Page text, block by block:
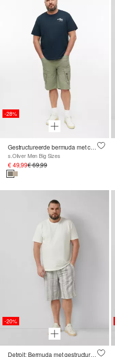
-28%
Gestructureerde bermuda met cargozakken
s.Oliver Men Big Sizes
€ 49,99€ 69,99
-20%
Detroit: Bermuda met gestructureerde strepen en trekkoord